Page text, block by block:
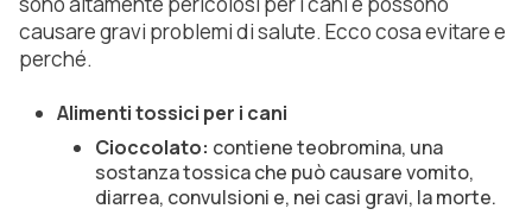
causare gravi problemi di salute. Ecco cosa evitare e
perché.
Alimenti tossici per i cani
Cioccolato: contiene teobromina, una
sostanza tossica che può causare vomito,
diarrea, convulsioni e, nei casi gravi, la morte.